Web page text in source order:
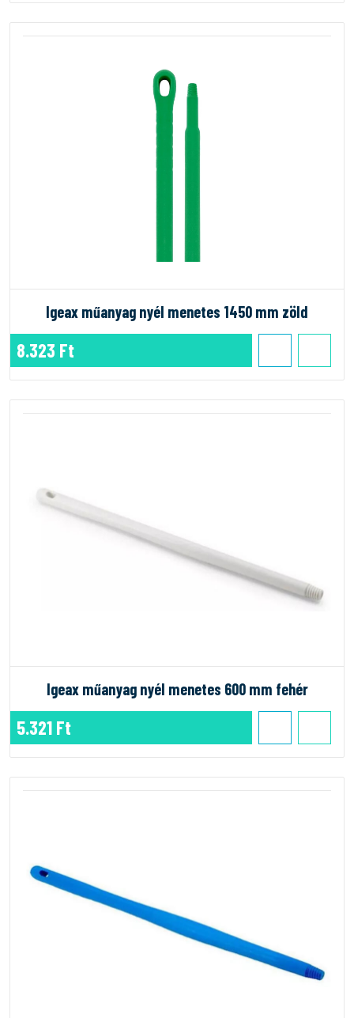
Igeax műanyag nyél menetes 1450 mm zöld
8.323 Ft
Igeax műanyag nyél menetes 600 mm fehér
5.321 Ft